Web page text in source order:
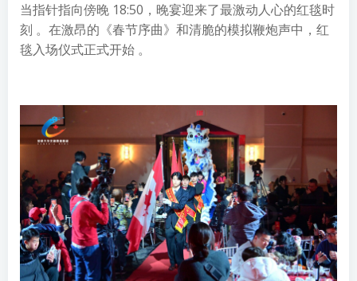
当指针指向傍晚 18:50，晚宴迎来了最激动人心的红毯时
刻 。在激昂的《春节序曲》和清脆的模拟鞭炮声中，红
毯入场仪式正式开始 。